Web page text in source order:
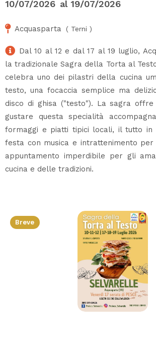
10/07/2026 al 19/07/2026
Acquasparta ( Terni )
Dal 10 al 12 e dal 17 al 19 luglio,
la tradizionale Sagra della Torta al
celebra uno dei pilastri della cucina
testo, una focaccia semplice ma
disco di ghisa ("testo"). La sagra
gustare questa specialità
formaggi e piatti tipici locali, il tutto in
festa con musica e intrattenimento
appuntamento imperdibile per gli
cucina e delle tradizioni.
Breve